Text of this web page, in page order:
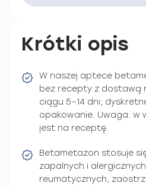
Krótki opis
W naszej aptece
bez recepty z dostawą
ciągu 5–14 dni;
opakowanie. Uwaga: w
jest na receptę.
Betametazon stosuje
zapalnych i
reumatycznych,